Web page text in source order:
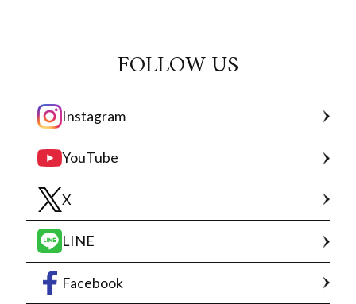
FOLLOW US
Instagram
YouTube
X
LINE
Facebook